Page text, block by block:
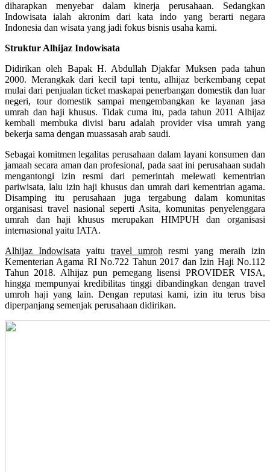
diharapkan menyebar dalam kinerja perusahaan. Sedangkan
Indowisata ialah akronim dari kata indo yang berarti negara
Indonesia dan wisata yang jadi fokus bisnis usaha kami.
Struktur Alhijaz Indowisata
Didirikan oleh Bapak H. Abdullah Djakfar Muksen pada tahun
2000. Merangkak dari kecil tapi tentu, alhijaz berkembang cepat
mulai dari penjualan ticket maskapai penerbangan domestik dan luar
negeri, tour domestik sampai mengembangkan ke layanan jasa
umrah dan haji khusus. Tidak cuma itu, pada tahun 2011 Alhijaz
kembali membuka divisi baru adalah provider visa umrah yang
bekerja sama dengan muassasah arab saudi.
Sebagai komitmen legalitas perusahaan dalam layani konsumen dan
jamaah secara aman dan profesional, pada saat ini perusahaan sudah
mengantongi izin resmi dari pemerintah melewati kementrian
pariwisata, lalu izin haji khusus dan umrah dari kementrian agama.
Disamping itu perusahaan juga tergabung dalam komunitas
organisasi travel nasional seperti Asita, komunitas penyelenggara
umrah dan haji khusus merupakan HIMPUH dan organisasi
internasional yaitu IATA.
Alhijaz Indowisata yaitu travel umroh resmi yang meraih izin
Kementerian Agama RI No.722 Tahun 2017 dan Izin Haji No.112
Tahun 2018. Alhijaz pun pemegang lisensi PROVIDER VISA,
hingga mempunyai kredibilitas tinggi dibandingkan dengan travel
umroh haji yang lain. Dengan reputasi kami, izin itu terus bisa
diperpanjang semenjak perusahaan didirikan.